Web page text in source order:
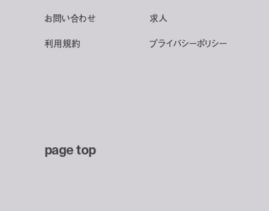
お問い合わせ
求人
利用規約 プライバシーポリシー
page top